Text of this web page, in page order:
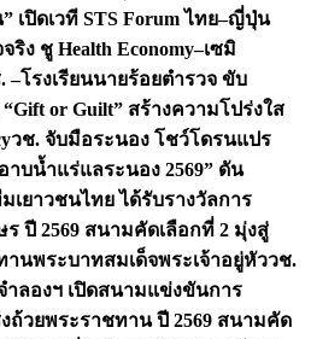
เปิดเวที STS Forum ไทย–ญี่ปุ่น
ริง ชู Health Economy–เซมิ
–โรงเรียนนายร้อยตำรวจ ขับ
or Guilt” สร้างความโปร่งใส
วช. จับมือระนอง โชว์โดรนแปร
บน้ำแร่แลระนอง 2569” ดัน
เยาวชนไทย ได้รับรางวัลการ
ปี 2569 สนามคัดเลือกที่ 2 มุ่งสู่
นพระบาทสมเด็จพระเจ้าอยู่หัววช.
ลองฯ เปิดสนามแข่งขันการ
วยพระราชทาน ปี 2569 สนามคัด